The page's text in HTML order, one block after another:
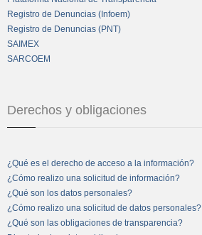
Registro de Denuncias (Infoem)
Registro de Denuncias (PNT)
SAIMEX
SARCOEM
Derechos y obligaciones
¿Qué es el derecho de acceso a la información?
¿Cómo realizo una solicitud de información?
¿Qué son los datos personales?
¿Cómo realizo una solicitud de datos personales?
¿Qué son las obligaciones de transparencia?